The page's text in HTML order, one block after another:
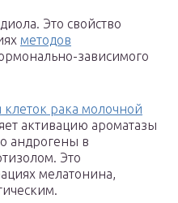
Это свойство
методов
зависимого
клеток рака молочной
активацию ароматазы
андрогены в
Это
мелатонина,